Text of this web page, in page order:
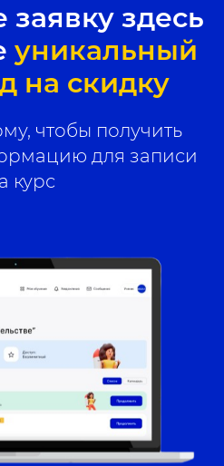
заявку здесь
уникальный
на скидку
чтобы получить
для записи
курс